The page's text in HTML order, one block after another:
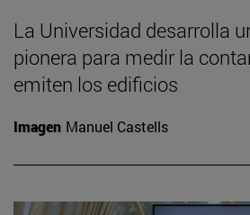
La Universidad desarrolla
pionera para medir la
emiten los edificios
Imagen Manuel Castells